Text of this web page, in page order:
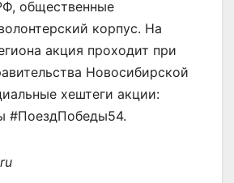
общественные
корпус. На
акция проходит при
Новосибирской
хештеги акции:
#ПоездПобеды54.